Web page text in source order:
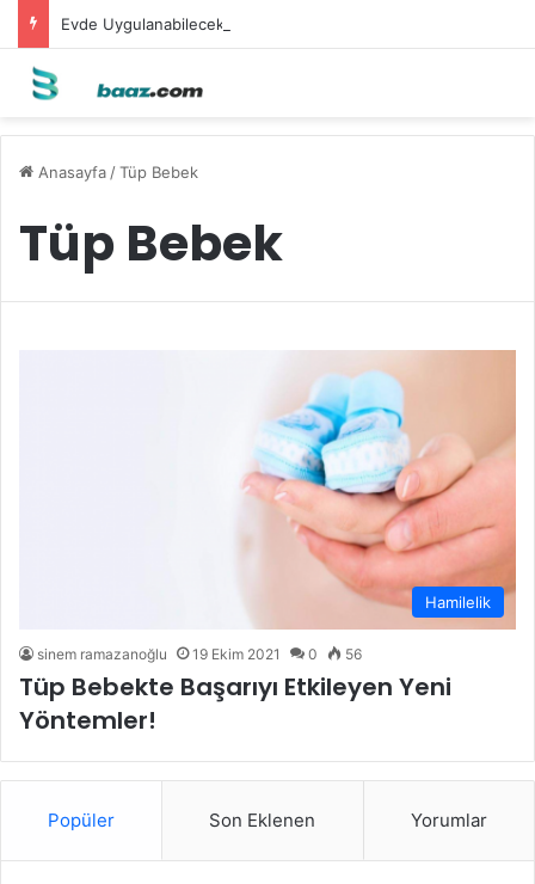
Evde Uygulanabilecek Leke Karşıtı Maskeler
Anasayfa /Tüp Bebek
Tüp Bebek
Hamilelik
sinem ramazanoğlu 19 Ekim 2021 0 56
Tüp Bebekte Başarıyı Etkileyen Yeni
Yöntemler!
Popüler Son Eklenen Yorumlar